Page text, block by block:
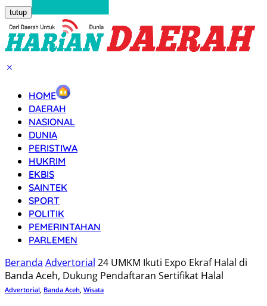
tutup
HOME
DAERAH
NASIONAL
DUNIA
PERISTIWA
HUKRIM
EKBIS
SAINTEK
SPORT
POLITIK
PEMERINTAHAN
PARLEMEN
Beranda Advertorial 24 UMKM Ikuti Expo Ekraf Halal di
Banda Aceh, Dukung Pendaftaran Sertifikat Halal
Advertorial, Banda Aceh, Wisata